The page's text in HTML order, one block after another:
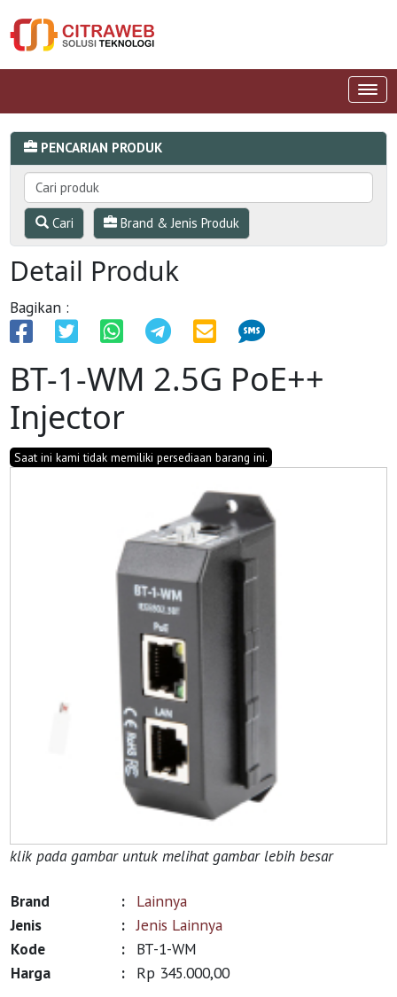
PENCARIAN PRODUK
Cari Brand & Jenis Produk
Detail Produk
Bagikan :
BT-1-WM 2.5G PoE++
Injector
Saat ini kami tidak memiliki persediaan barang ini.
klik pada gambar untuk melihat gambar lebih besar
Brand :
Lainnya
Jenis
: Jenis Lainnya
Kode
:
BT-1-WM
Harga
:
Rp 345.000,00